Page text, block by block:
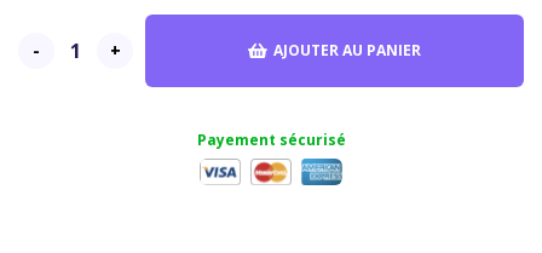
- + AJOUTER AU PANIER
Payement sécurisé